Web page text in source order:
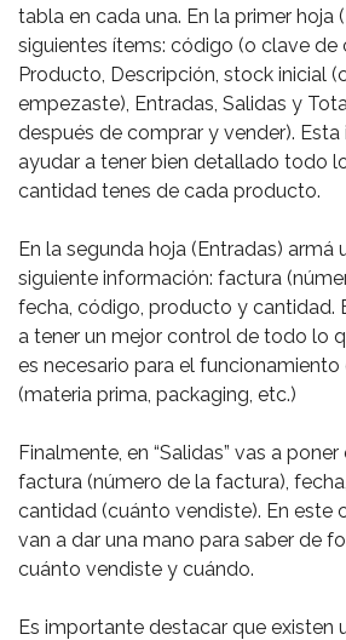
tabla en cada una. En la primer hoja
siguientes ítems: código (o clave de
Producto, Descripción, stock inicial
empezaste), Entradas, Salidas y
después de comprar y vender).
ayudar a tener bien detallado todo
cantidad tenes de cada producto.
En la segunda hoja (Entradas) armá
siguiente información: factura
fecha, código, producto y cantidad.
a tener un mejor control de todo lo
es necesario para el
(materia prima, packaging, etc.)
Finalmente, en “Salidas” vas a
factura (número de la factura),
cantidad (cuánto vendiste). En este
van a dar una mano para saber de
cuánto vendiste y cuándo.
Es importante destacar que existen